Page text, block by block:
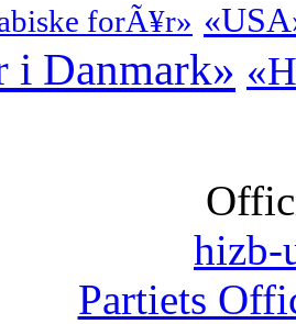
forÃ¥r»
i Danmark»
hizb-
Partiets